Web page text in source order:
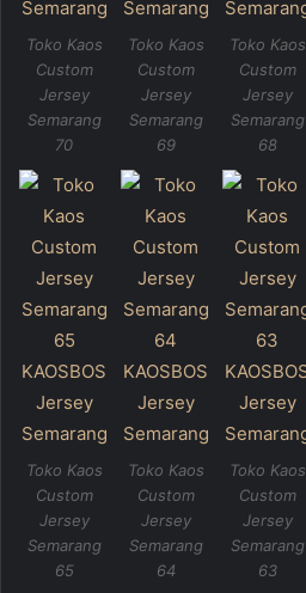
Toko Kaos
Custom
Jersey
Semarang
70
Toko Kaos
Custom
Jersey
Semarang
69
Toko Kaos
Custom
Jersey
Semarang
68
Toko Kaos
Custom
Jersey
Semarang
65
Toko Kaos
Custom
Jersey
Semarang
64
Toko Kaos
Custom
Jersey
Semarang
63